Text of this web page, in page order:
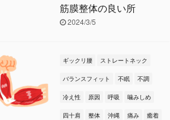
筋膜整体の良い所
2024/3/5
ギックリ腰 ストレートネック
バランスフィット 不眠 不調
冷え性 原因 呼吸 噛みしめ
四十肩 整体 沖縄 痛み 癒着